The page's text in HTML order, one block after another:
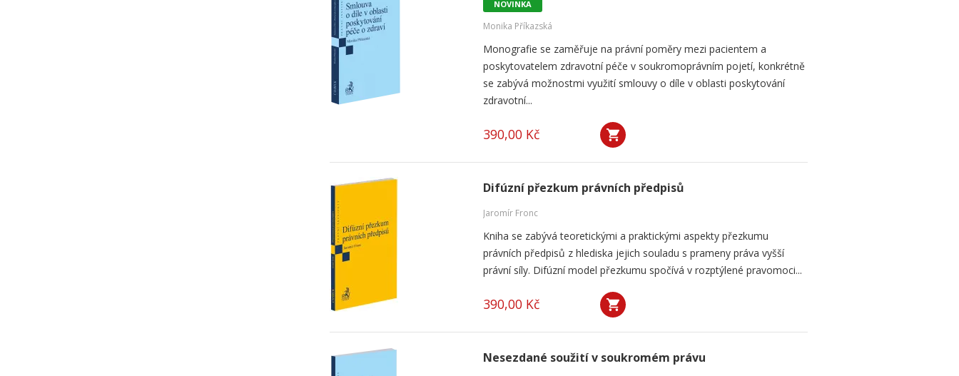
NOVINKA
Monika Příkazská
Monografie se zaměřuje na právní poměry mezi pacientem a
poskytovatelem zdravotní péče v soukromoprávním pojetí, konkrétně
se zabývá možnostmi využití smlouvy o díle v oblasti poskytování
zdravotní...
390,00 Kč
Difúzní přezkum právních předpisů
Jaromír Fronc
Kniha se zabývá teoretickými a praktickými aspekty přezkumu
právních předpisů z hlediska jejich souladu s prameny práva vyšší
právní síly. Difúzní model přezkumu spočívá v rozptýlené pravomoci...
390,00 Kč
Nesezdané soužití v soukromém právu